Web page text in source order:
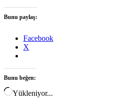
Bunu paylaş:
Facebook
X
Bunu beğen:
Yükleniyor...